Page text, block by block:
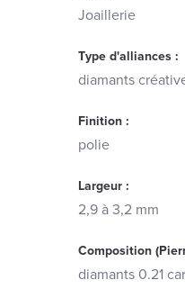
Joaillerie
Type d'alliances :
diamants
Finition :
polie
Largeur :
2,9 à 3,2 mm
Composition
diamants 0.21